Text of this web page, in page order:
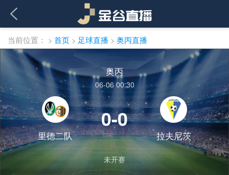
当前位置： > 首页 > 足球直播 > 奥丙直播
奥丙
06-06 00:30
里德二队
0-0
拉夫尼茨
未开赛